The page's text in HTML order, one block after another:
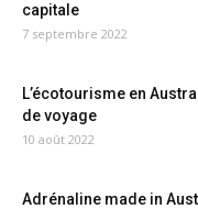
capitale
7 septembre 2022
L’écotourisme en
de voyage
10 août 2022
Adrénaline made in